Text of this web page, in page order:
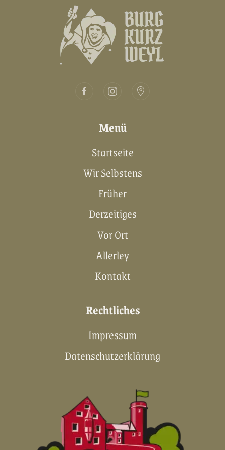
Menü
Startseite
Wir Selbstens
Früher
Derzeitiges
Vor Ort
Allerley
Kontakt
Rechtliches
Impressum
Datenschutzerklärung